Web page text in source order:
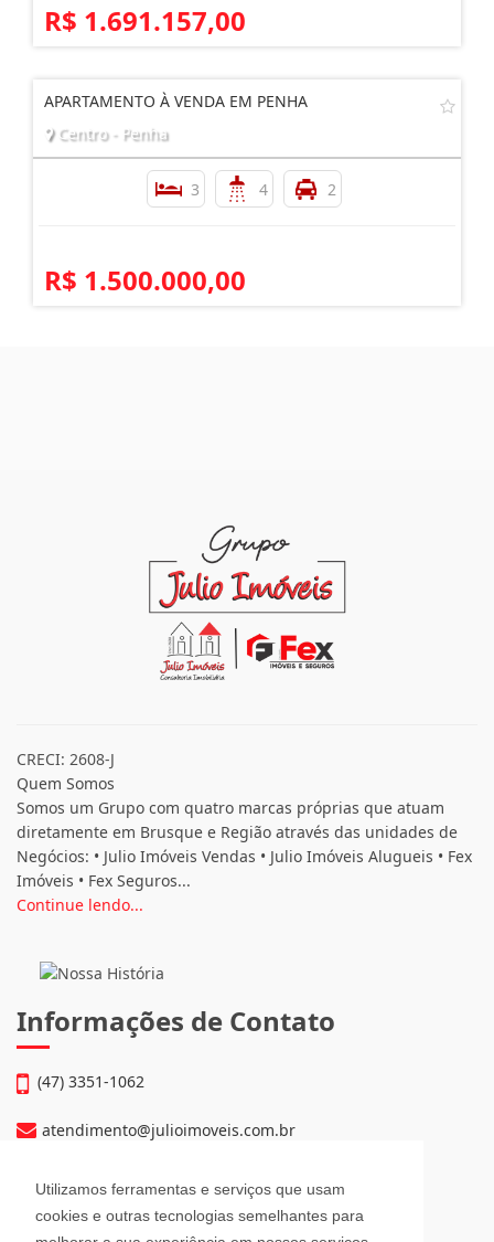
Utilizamos ferramentas e serviços que usam
cookies e outras tecnologias semelhantes para
R$ 1.691.157,00
APARTAMENTO À VENDA EM PENHA
Centro - Penha
3 4 2
R$ 1.500.000,00
CRECI: 2608-J
Quem Somos
Somos um Grupo com quatro marcas próprias que atuam
diretamente em Brusque e Região através das unidades de
Negócios: • Julio Imóveis Vendas • Julio Imóveis Alugueis • Fex
Imóveis • Fex Seguros...
Continue lendo...
Informações de Contato
(47) 3351-1062
atendimento@julioimoveis.com.br
Avenida Hugo Schlösser, 69, Jardim Maluche
CEP: 88354-300